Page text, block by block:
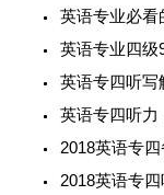
英语专业必看
英语专业四级
英语专四听写
英语专四听力
2018英语专
2018英语专